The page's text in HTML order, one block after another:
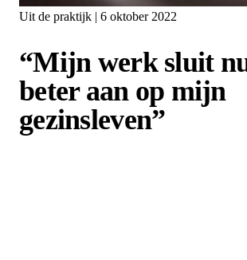
Uit de praktijk | 6 oktober 2022
“Mijn werk sluit
beter aan op mijn
gezinsleven”